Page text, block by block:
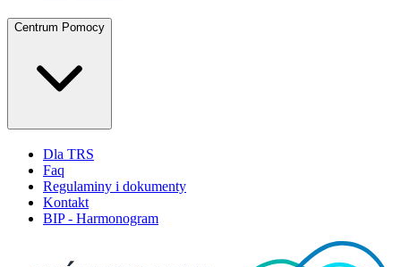
Centrum Pomocy
Dla TRS
Faq
Regulaminy i dokumenty
Kontakt
BIP - Harmonogram